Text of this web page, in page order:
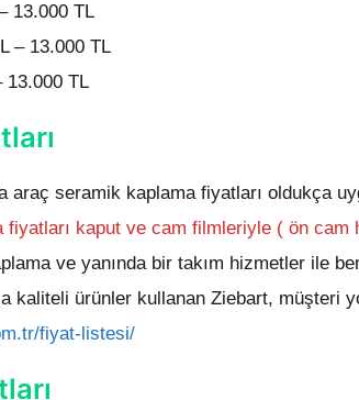
13.000 TL
– 13.000 TL
13.000 TL
araç seramik kaplama fiyatları oldukça
kaput ve cam filmleriyle ( ön cam
ve yanında bir takım hizmetler ile
ürünler kullanan Ziebart, müşteri
fiyat-listesi/